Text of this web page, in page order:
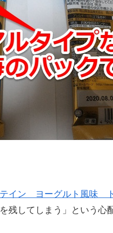
イン ヨーグルト風味
残してしまう」という心